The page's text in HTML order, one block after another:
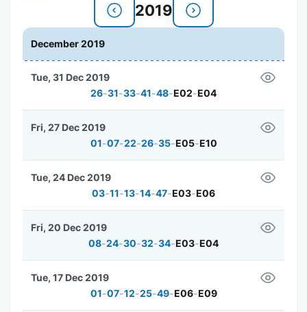
2019
December 2019
26-31-33-41-48-E02-E04
Tue, 31 Dec 2019
01-07-22-26-35-E05-E10
Fri, 27 Dec 2019
03-11-13-14-47-E03-E06
Tue, 24 Dec 2019
08-24-30-32-34-E03-E04
Fri, 20 Dec 2019
01-07-12-25-49-E06-E09
Tue, 17 Dec 2019